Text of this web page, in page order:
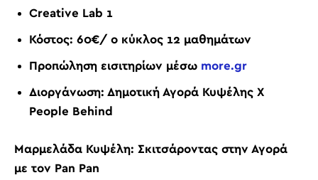
Creative Lab 1
Κόστος: 60€/ ο κύκλος 12 μαθημάτων
Προπώληση εισιτηρίων μέσω more.gr
Διοργάνωση: Δημοτική Αγορά Κυψέλης Χ
People Behind
Μαρμελάδα Κυψέλη: Σκιτσάροντας στην Αγορά
με τον Pan Pan